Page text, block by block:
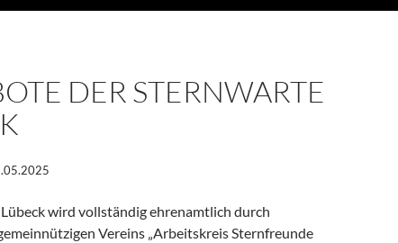
DER STERNWARTE
wird vollständig ehrenamtlich durch
Vereins „Arbeitskreis Sternfreunde